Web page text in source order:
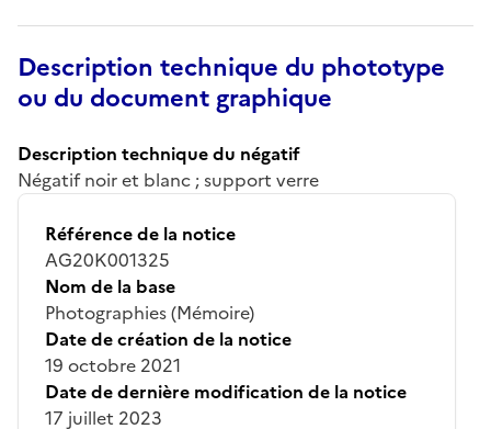
Description technique du phototype
ou du document graphique
Description technique du négatif
Négatif noir et blanc ; support verre
Référence de la notice
AG20K001325
Nom de la base
Photographies (Mémoire)
Date de création de la notice
19 octobre 2021
Date de dernière modification de la notice
17 juillet 2023